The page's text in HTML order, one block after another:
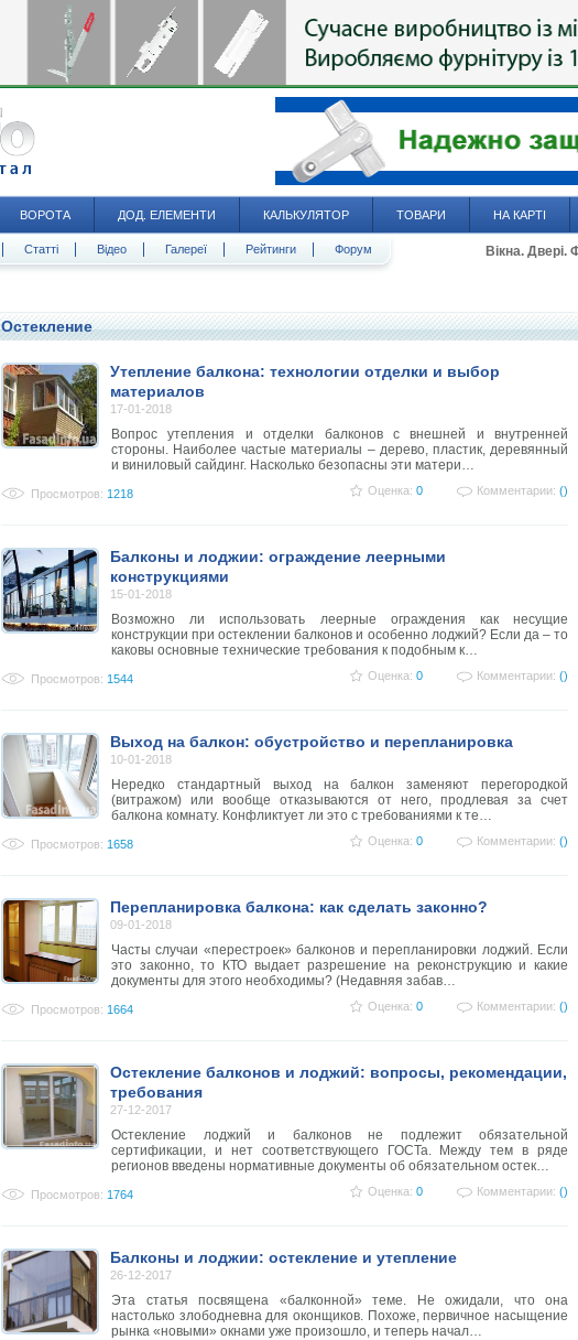
ВОРОТА ДОД. ЕЛЕМЕНТИ КАЛЬКУЛЯТОР ТОВАРИ НА КАРТІ
Статті Відео Галереї Рейтинги Форум Вікна. Двері.
Остекление
Утепление балкона: технологии отделки и выбор
материалов
17-01-2018
Вопрос утепления и отделки балконов с внешней и внутренней
стороны. Наиболее частые материалы – дерево, пластик, деревянный
и виниловый сайдинг. Насколько безопасны эти матери…
Просмотров: 1218 Оценка: 0 Комментарии: ()
Балконы и лоджии: ограждение леерными
конструкциями
15-01-2018
Возможно ли использовать леерные ограждения как несущие
конструкции при остеклении балконов и особенно лоджий? Если да – то
каковы основные технические требования к подобным к…
Просмотров: 1544 Оценка: 0 Комментарии: ()
Выход на балкон: обустройство и перепланировка
10-01-2018
Нередко стандартный выход на балкон заменяют перегородкой
(витражом) или вообще отказываются от него, продлевая за счет
балкона комнату. Конфликтует ли это с требованиями к те…
Просмотров: 1658 Оценка: 0 Комментарии: ()
Перепланировка балкона: как сделать законно?
09-01-2018
Часты случаи «перестроек» балконов и перепланировки лоджий. Если
это законно, то КТО выдает разрешение на реконструкцию и какие
документы для этого необходимы? (Недавняя забав…
Просмотров: 1664 Оценка: 0 Комментарии: ()
Остекление балконов и лоджий: вопросы, рекомендации,
требования
27-12-2017
Остекление лоджий и балконов не подлежит обязательной
сертификации, и нет соответствующего ГОСТа. Между тем в ряде
регионов введены нормативные документы об обязательном остек…
Просмотров: 1764 Оценка: 0 Комментарии: ()
Балконы и лоджии: остекление и утепление
26-12-2017
Эта статья посвящена «балконной» теме. Не ожидали, что она
настолько злободневна для оконщиков. Похоже, первичное насыщение
рынка «новыми» окнами уже произошло, и теперь начал…